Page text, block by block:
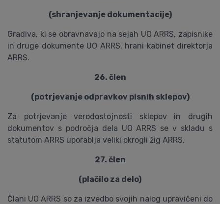
(shranjevanje dokumentacije)
Gradiva, ki se obravnavajo na sejah UO ARRS, zapisnike
in druge dokumente UO ARRS, hrani kabinet direktorja
ARRS.
26. člen
(potrjevanje odpravkov pisnih sklepov)
Za potrjevanje verodostojnosti sklepov in drugih
dokumentov s področja dela UO ARRS se v skladu s
statutom ARRS uporablja veliki okrogli žig ARRS.
27. člen
(plačilo za delo)
Člani UO ARRS so za izvedbo svojih nalog upravičeni do